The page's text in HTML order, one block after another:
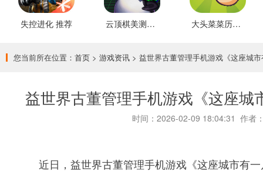
失控进化 推荐 云顶棋美测服 最新版 大头菜菜历险记 好玩的
您当前所在位置： 首页 > 游戏资讯 > 益世界古董管理手机游戏《这座城
益世界古董管理手机游戏《这座
时间：2026-02-09 18:04:31 作者
近日，益世界古董管理手机游戏《这座城市有